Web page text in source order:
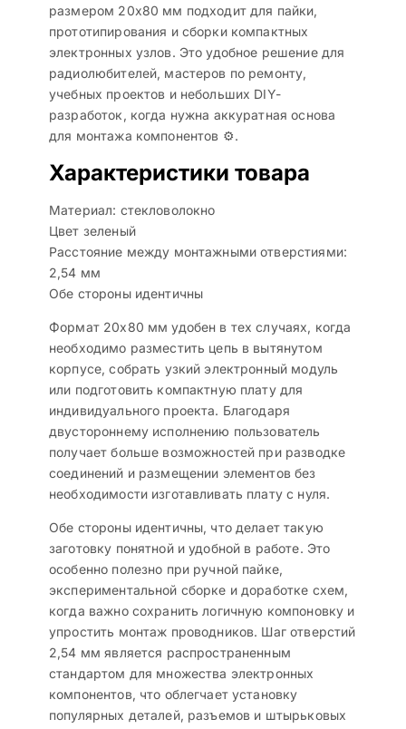
размером 20х80 мм подходит для пайки,
прототипирования и сборки компактных
электронных узлов. Это удобное решение для
радиолюбителей, мастеров по ремонту,
учебных проектов и небольших DIY-
разработок, когда нужна аккуратная основа
для монтажа компонентов ⚙️.
Характеристики товара
Материал: стекловолокно
Цвет зеленый
Расстояние между монтажными отверстиями:
2,54 мм
Обе стороны идентичны
Формат 20х80 мм удобен в тех случаях, когда
необходимо разместить цепь в вытянутом
корпусе, собрать узкий электронный модуль
или подготовить компактную плату для
индивидуального проекта. Благодаря
двустороннему исполнению пользователь
получает больше возможностей при разводке
соединений и размещении элементов без
необходимости изготавливать плату с нуля.
Обе стороны идентичны, что делает такую
заготовку понятной и удобной в работе. Это
особенно полезно при ручной пайке,
экспериментальной сборке и доработке схем,
когда важно сохранить логичную компоновку и
упростить монтаж проводников. Шаг отверстий
2,54 мм является распространенным
стандартом для множества электронных
компонентов, что облегчает установку
популярных деталей, разъемов и штырьковых